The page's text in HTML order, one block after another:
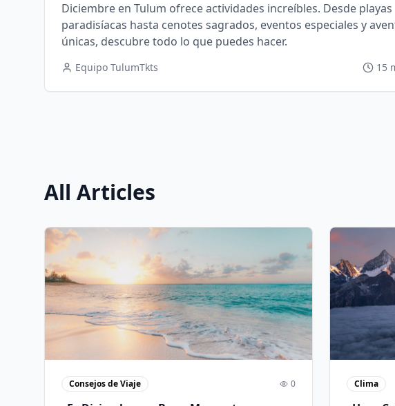
Diciembre en Tulum ofrece actividades increíbles. Desde playas
paradisíacas hasta cenotes sagrados, eventos especiales y
únicas, descubre todo lo que puedes hacer.
Equipo TulumTkts 15
All Articles
Consejos de Viaje 0 Clima